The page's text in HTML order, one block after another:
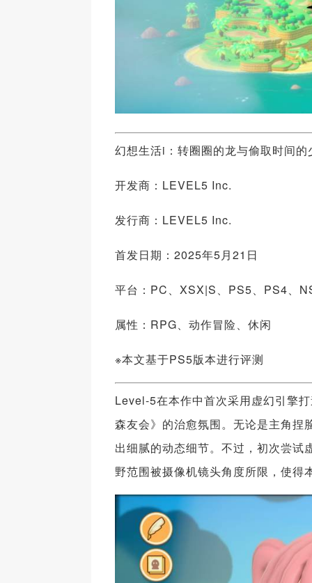
幻想生活i：转圈圈的龙与偷取时间
开发商：LEVEL5 Inc.
发行商：LEVEL5 Inc.
首发日期：2025年5月21日
平台：PC、XSX|S、PS5、PS4、
属性：RPG、动作冒险、休闲
※本文基于PS5版本进行评测
Level-5在本作中首次采用虚幻引擎
森友会》的治愈氛围。无论是主角捏
出细腻的动态细节。不过，初次尝试
野范围被摄像机镜头角度所限，使得